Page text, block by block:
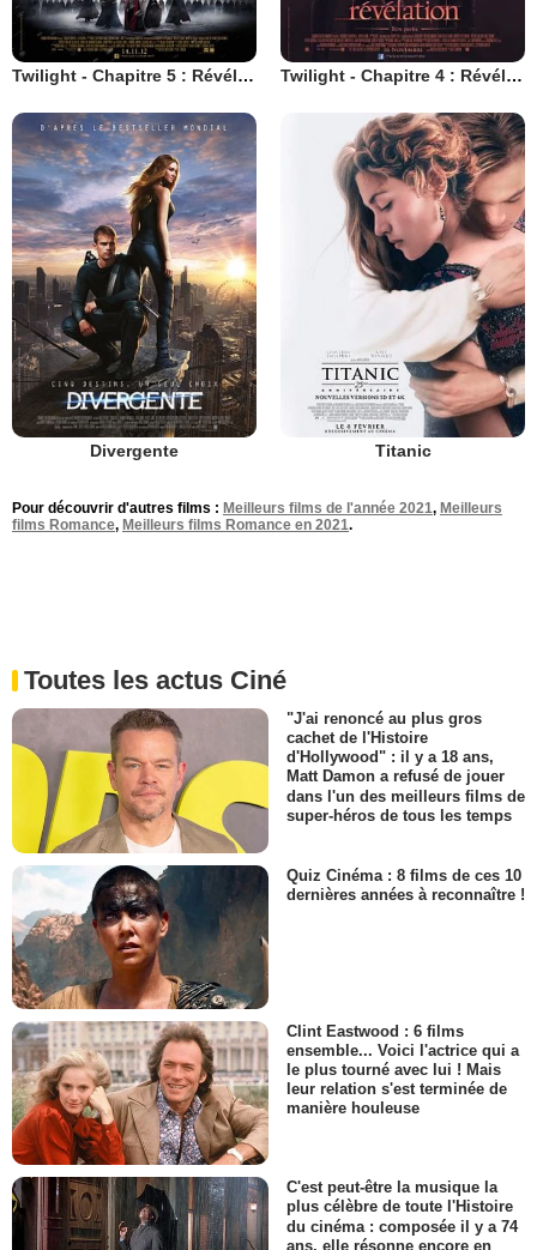
Twilight - Chapitre 5 : Révélation 2e partie Twilight - Chapitre 4 : Révélation 1ère partie
Divergente Titanic
Pour découvrir d'autres films : Meilleurs films de l'année 2021, Meilleurs
films Romance, Meilleurs films Romance en 2021.
Toutes les actus Ciné
"J'ai renoncé au plus gros
cachet de l'Histoire
d'Hollywood" : il y a 18 ans,
Matt Damon a refusé de jouer
dans l'un des meilleurs films de
super-héros de tous les temps
Quiz Cinéma : 8 films de ces 10
dernières années à reconnaître !
Clint Eastwood : 6 films
ensemble... Voici l'actrice qui a
le plus tourné avec lui ! Mais
leur relation s'est terminée de
manière houleuse
C'est peut-être la musique la
plus célèbre de toute l'Histoire
du cinéma : composée il y a 74
ans, elle résonne encore en